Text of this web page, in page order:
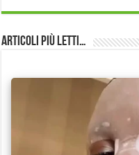
Articoli più Letti…